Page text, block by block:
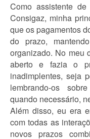
Como assistente
Consigaz, minha
que os pagamentos
do prazo,
organizado. No meu
aberto e fazia o
inadimplentes, seja
lembrando-os
quando necessário,
Além disso, eu era
com todas as
novos prazos